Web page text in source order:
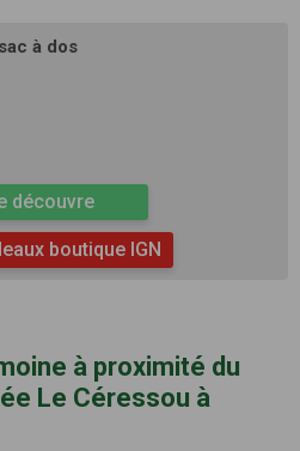
à dos
découvre
boutique IGN
à proximité du
Le Céressou à